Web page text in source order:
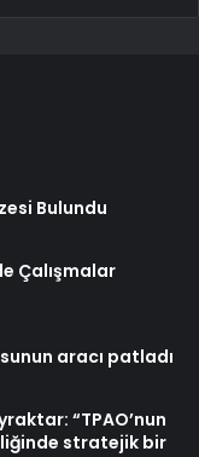
Bulundu
Çalışmalar
aracı patladı
“TPAO’nun
stratejik bir